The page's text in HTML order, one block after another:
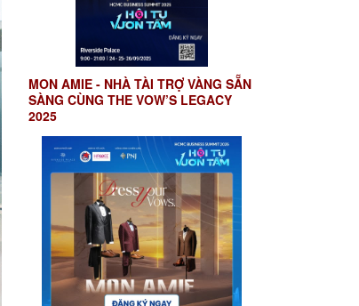
MON AMIE - NHÀ TÀI TRỢ VÀNG SẴN
SÀNG CÙNG THE VOW’S LEGACY
2025